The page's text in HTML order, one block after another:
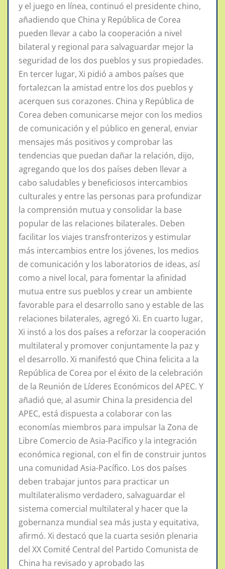
y el juego en línea, continuó el presidente chino,
añadiendo que China y República de Corea
pueden llevar a cabo la cooperación a nivel
bilateral y regional para salvaguardar mejor la
seguridad de los dos pueblos y sus propiedades.
En tercer lugar, Xi pidió a ambos países que
fortalezcan la amistad entre los dos pueblos y
acerquen sus corazones. China y República de
Corea deben comunicarse mejor con los medios
de comunicación y el público en general, enviar
mensajes más positivos y comprobar las
tendencias que puedan dañar la relación, dijo,
agregando que los dos países deben llevar a
cabo saludables y beneficiosos intercambios
culturales y entre las personas para profundizar
la comprensión mutua y consolidar la base
popular de las relaciones bilaterales. Deben
facilitar los viajes transfronterizos y estimular
más intercambios entre los jóvenes, los medios
de comunicación y los laboratorios de ideas, así
como a nivel local, para fomentar la afinidad
mutua entre sus pueblos y crear un ambiente
favorable para el desarrollo sano y estable de las
relaciones bilaterales, agregó Xi. En cuarto lugar,
Xi instó a los dos países a reforzar la cooperación
multilateral y promover conjuntamente la paz y
el desarrollo. Xi manifestó que China felicita a la
República de Corea por el éxito de la celebración
de la Reunión de Líderes Económicos del APEC. Y
añadió que, al asumir China la presidencia del
APEC, está dispuesta a colaborar con las
economías miembros para impulsar la Zona de
Libre Comercio de Asia-Pacífico y la integración
económica regional, con el fin de construir juntos
una comunidad Asia-Pacífico. Los dos países
deben trabajar juntos para practicar un
multilateralismo verdadero, salvaguardar el
sistema comercial multilateral y hacer que la
gobernanza mundial sea más justa y equitativa,
afirmó. Xi destacó que la cuarta sesión plenaria
del XX Comité Central del Partido Comunista de
China ha revisado y aprobado las